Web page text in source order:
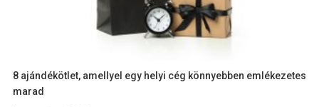
8 ajándékötlet, amellyel egy helyi cég könnyebben emlékezetes
marad